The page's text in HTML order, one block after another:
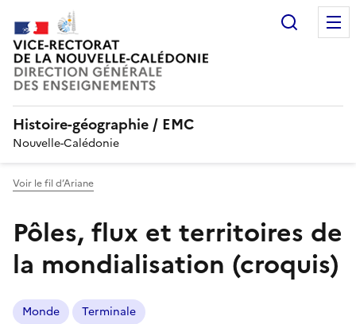
Histoire-géographie / EMC
Nouvelle-Calédonie
Voir le fil d’Ariane
Pôles, flux et territoires de
la mondialisation (croquis)
Monde Terminale